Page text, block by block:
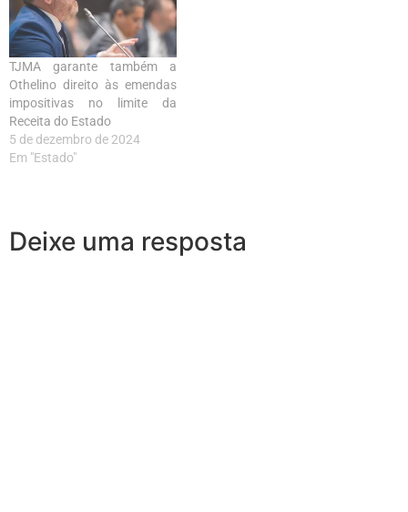
TJMA garante também a
Othelino direito às emendas
impositivas no limite da
Receita do Estado
5 de dezembro de 2024
Em "Estado"
Deixe uma resposta